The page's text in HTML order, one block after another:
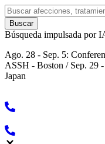
Búsqueda impulsada por
Ago. 28 - Sep. 5:
ASSH - Boston / Sep. 29
Japan